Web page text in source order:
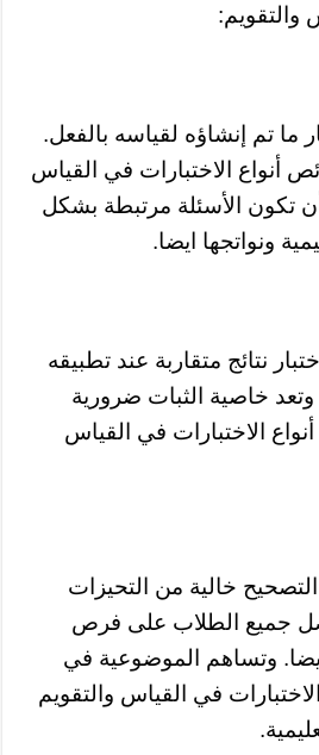
والتقويم:
ما تم إنشاؤه لقياسه بالفعل.
أنواع الاختبارات في القياس
تكون الأسئلة مرتبطة بشكل
ونواتجها ايضا.
نتائج متقاربة عند تطبيقه
خاصية الثبات ضرورية
الاختبارات في القياس
خالية من التحيزات
جميع الطلاب على فرص
وتساهم الموضوعية في
في القياس والتقويم